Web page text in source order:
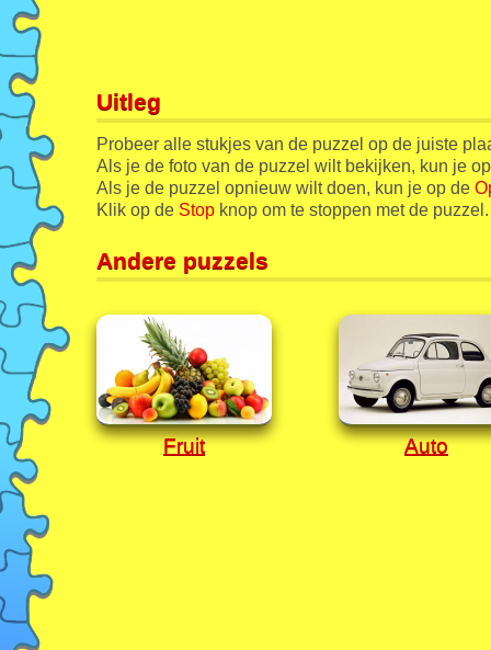
Uitleg
Probeer alle stukjes van de puzzel op de juiste
Als je de foto van de puzzel wilt bekijken, kun je
Als je de puzzel opnieuw wilt doen, kun je op de
Klik op de Stop knop om te stoppen met de puzzel.
Andere puzzels
Fruit Auto